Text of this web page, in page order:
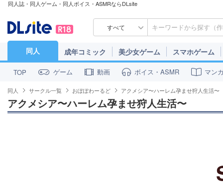
同人誌・同人ゲーム・同人ボイス・ASMRならDLsite
すべて
同人 成年コミック 美少女ゲーム スマホゲーム
TOP ゲーム 動画 ボイス・ASMR マン
同人 サークル一覧 おぽぽわーるど アクメシア〜ハーレム孕ませ狩人生活〜
アクメシア〜ハーレム孕ませ狩人生活〜